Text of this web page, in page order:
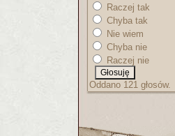
Raczej tak
Chyba tak
Nie wiem
Chyba nie
Raczej nie
Oddano 121 głosów.